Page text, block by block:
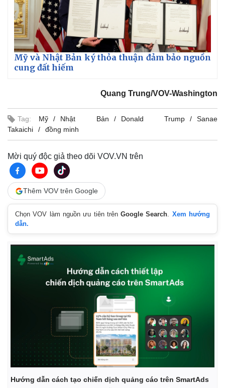
Mỹ và Nhật Bản ký thỏa thuận đảm bảo nguồn
cung đất hiếm
Quang Trung/VOV-Washington
Tag: Mỹ Nhật Bản Donald Trump
Sanae
Takaichi
đồng minh
Mời quý độc giả theo dõi VOV.VN trên
Thêm VOV trên Google
Chọn VOV làm nguồn ưu tiên trênGoogle Search. Xem hướng
dẫn.
Hướng dẫn cách tạo chiến dịch quảng cáo trên SmartAds